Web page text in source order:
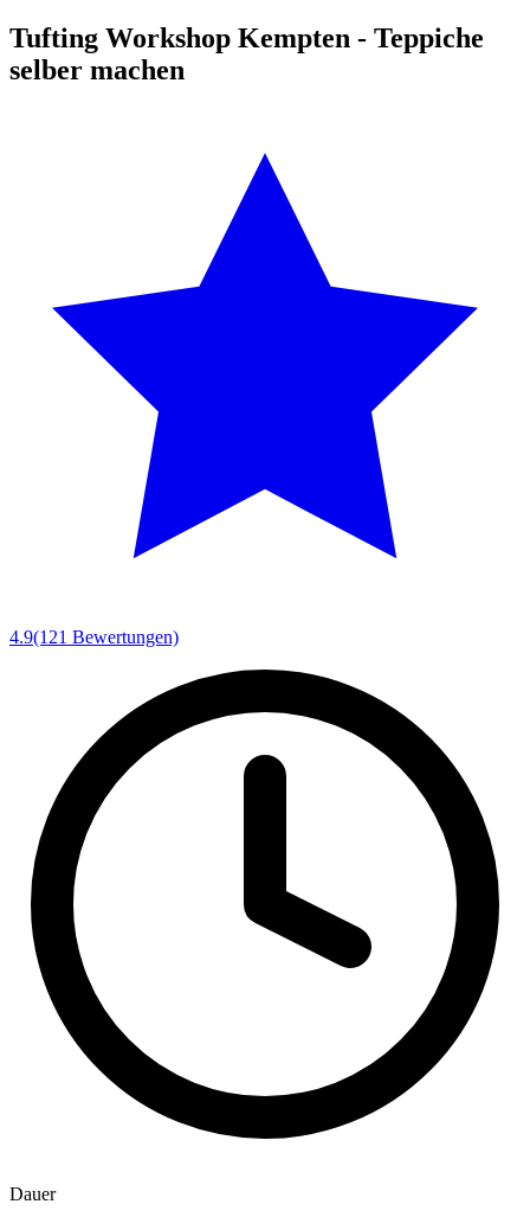
Tufting Workshop Kempten - Teppiche
selber machen
4.9(121 Bewertungen)
Dauer